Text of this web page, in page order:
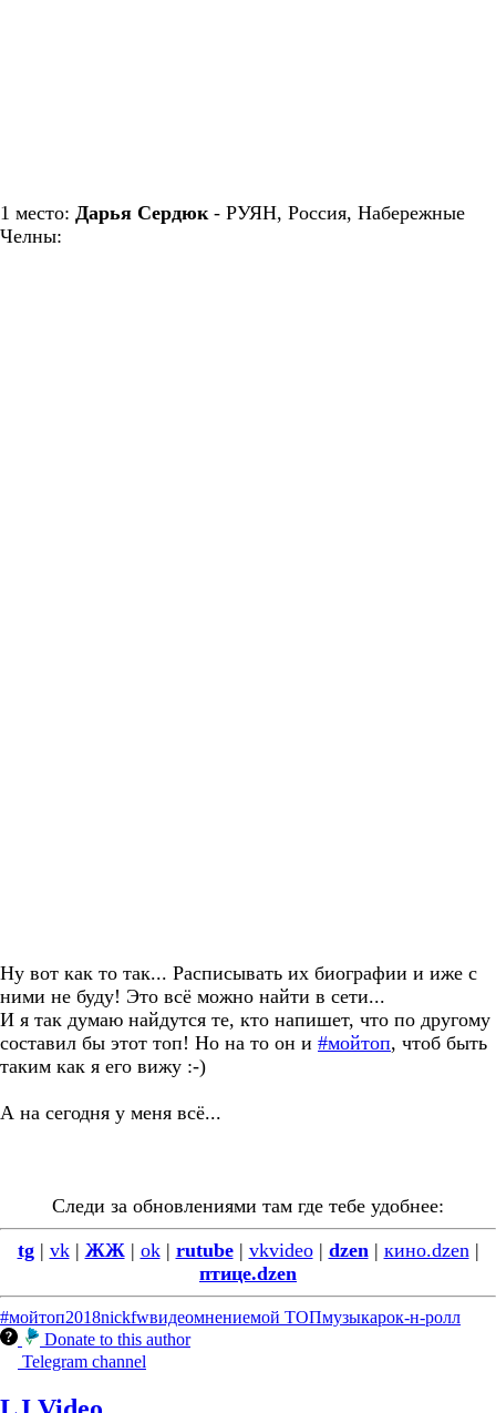
1 место: Дарья Сердюк - РУЯН, Россия, Набережные
Челны:
Ну вот как то так... Расписывать их биографии и иже с
ними не буду! Это всё можно найти в сети...
И я так думаю найдутся те, кто напишет, что по другому
составил бы этот топ! Но на то он и #мойтоп, чтоб быть
таким как я его вижу :-)
А на сегодня у меня всё...
Следи за обновлениями там где тебе удобнее:
tg| vk| ЖЖ| ok| rutube| vkvideo| dzen| кино.dzen|
птице.dzen
#мойтоп2018nickfwвидеомнениемой ТОПмузыкарок-н-ролл
Donate to this author
Telegram channel